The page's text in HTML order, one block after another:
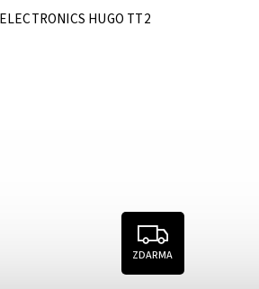
CHORD ELECTRONICS HUGO TT2
ZDARMA